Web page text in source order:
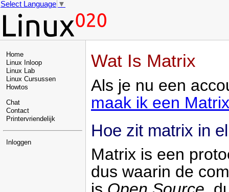
Select Language ▼
Home
Linux Inloop
Linux Lab
Linux Cursussen
Howtos
Chat
Contact
Printervriendelijk
Inloggen
Wat Is Matrix
Als je nu een
maak ik een
Hoe zit matrix in
Matrix is een
dus waarin de